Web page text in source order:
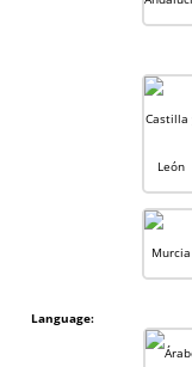
Language: